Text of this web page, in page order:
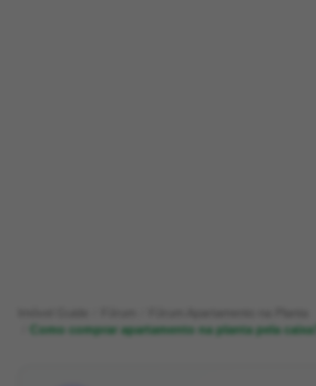
Como comprar apartamento na planta pela caixa?